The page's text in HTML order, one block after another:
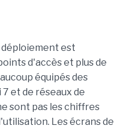
déploiement est
d'accès et plus de
équipés des
et de réseaux de
sont pas les chiffres
Les écrans de